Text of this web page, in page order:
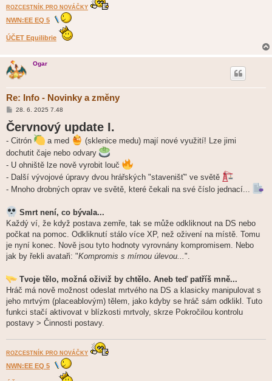
ROZCESTNÍK PRO NOVÁČKY
NWN:EE EQ 5
ÚČET Equilibrie
Ogar
Re: Info - Novinky a změny
P
í
s
p
ě
v
k
28. 6. 2025 7.48
Červnový update I.
- Citrón a med
(sklenice medu) mají nové využití! Lze jimi
dochutit čaje nebo odvary
- U ohniště lze nově vyrobit louč
- Další vývojové úpravy dvou hrářských "stavenišť" ve světě
- Mnoho drobných oprav ve světě, které čekali na své číslo jednací...
Smrt není, co bývala...
Každý ví, že když postava zemře, tak se může odkliknout na DS nebo
počkat na pomoc. Odkliknutí stálo více XP, než oživení na místě. Tomu
je nyní konec. Nově jsou tyto hodnoty vyrovnány kompromisem. Nebo
jak by řekli avataři: "Kompromis s mírnou úlevou... ".
Tvoje tělo, možná oživiž by chtělo. Aneb teď patříš mně...
Hráč má nově možnost odeslat mrtvého na DS a klasicky manipulovat s
jeho mrtvým (placeablovým) tělem, jako kdyby se hráč sám odklikl. Tuto
funkci stačí aktivovat v blízkosti mrtvoly, skrze Pokročilou kontrolu
postavy > Činnosti postavy.
ROZCESTNÍK PRO NOVÁČKY
NWN:EE EQ 5